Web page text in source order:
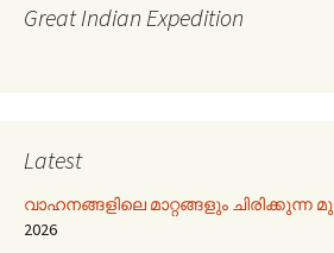
Great Indian Expedition
Latest
വാഹനങ്ങളിലെ മാറ്റങ്ങളും ചിരിക്കുന്ന
2026